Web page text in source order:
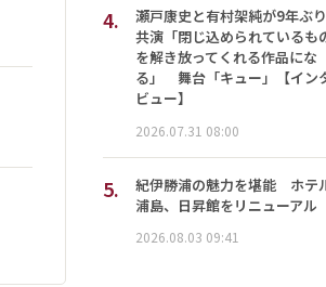
4.
瀬戸康史と有村架純が9年ぶ
共演「閉じ込められているも
を解き放ってくれる作品にな
る」 舞台「キュー」【イン
ビュー】
2026.07.31 08:00
5.
紀伊勝浦の魅力を堪能 ホテ
浦島、日昇館をリニューアル
2026.08.03 09:41